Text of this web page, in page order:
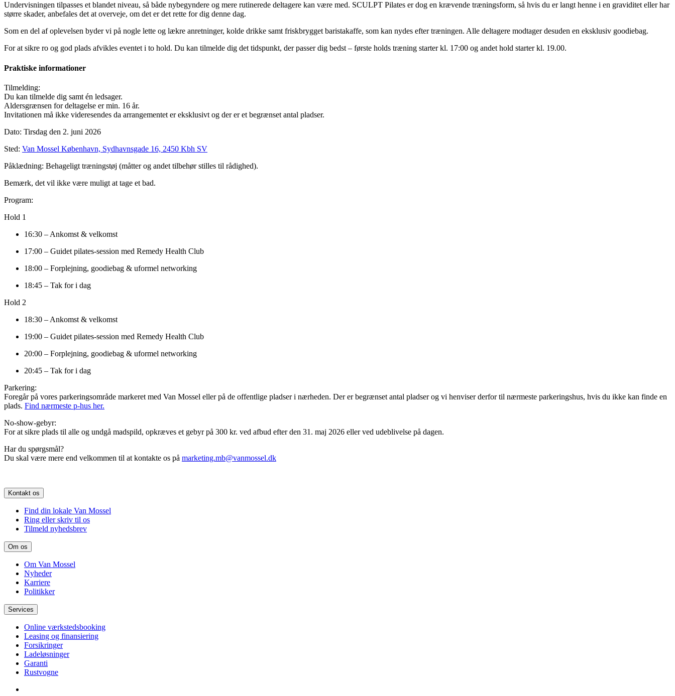
Undervisningen tilpasses et blandet niveau, så både nybegyndere og mere rutinerede deltagere kan være med. SCULPT Pilates er dog en krævende træningsform, så hvis du er langt henne i en graviditet eller har
større skader, anbefales det at overveje, om det er det rette for dig denne dag.
Som en del af oplevelsen byder vi på nogle lette og lækre anretninger, kolde drikke samt friskbrygget baristakaffe, som kan nydes efter træningen. Alle deltagere modtager desuden en eksklusiv goodiebag.
For at sikre ro og god plads afvikles eventet i to hold. Du kan tilmelde dig det tidspunkt, der passer dig bedst – første holds træning starter kl. 17:00 og andet hold starter kl. 19.00.
Praktiske informationer
Tilmelding:
Du kan tilmelde dig samt én ledsager.
Aldersgrænsen for deltagelse er min. 16 år.
Invitationen må ikke videresendes da arrangementet er eksklusivt og der er et begrænset antal pladser.
Dato: Tirsdag den 2. juni 2026
Sted: Van Mossel København, Sydhavnsgade 16, 2450 Kbh SV
Påklædning: Behageligt træningstøj (måtter og andet tilbehør stilles til rådighed).
Bemærk, det vil ikke være muligt at tage et bad.
Program:
Hold 1
16:30 – Ankomst & velkomst
17:00 – Guidet pilates-session med Remedy Health Club
18:00 – Forplejning, goodiebag & uformel networking
18:45 – Tak for i dag
Hold 2
18:30 – Ankomst & velkomst
19:00 – Guidet pilates-session med Remedy Health Club
20:00 – Forplejning, goodiebag & uformel networking
20:45 – Tak for i dag
Parkering:
Foregår på vores parkeringsområde markeret med Van Mossel eller på de offentlige pladser i nærheden. Der er begrænset antal pladser og vi henviser derfor til nærmeste parkeringshus, hvis du ikke kan finde en
plads. Find nærmeste p-hus her.
No-show-gebyr:
For at sikre plads til alle og undgå madspild, opkræves et gebyr på 300 kr. ved afbud efter den 31. maj 2026 eller ved udeblivelse på dagen.
Har du spørgsmål?
Du skal være mere end velkommen til at kontakte os på marketing.mb@vanmossel.dk
Kontakt os
Find din lokale Van Mossel
Ring eller skriv til os
Tilmeld nyhedsbrev
Om os
Om Van Mossel
Nyheder
Karriere
Politikker
Services
Online værkstedsbooking
Leasing og finansiering
Forsikringer
Ladeløsninger
Garanti
Rustvogne